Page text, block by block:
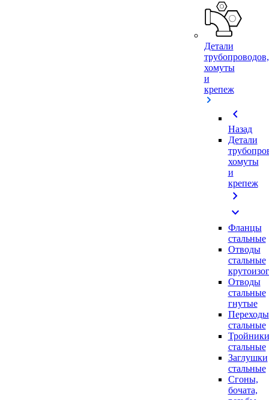
Детали
трубопроводов,
хомуты
и
крепеж
chevron_left
Назад
Детали
хомуты
и
крепеж
chevron_right
expand_more
Фланцы
стальные
Отводы
стальные
Отводы
стальные
гнутые
Переходы
стальные
Тройники
стальные
Заглушки
стальные
Сгоны,
бочата,